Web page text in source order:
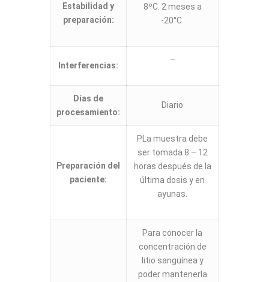
Estabilidad y
preparación:
8ºC. 2 meses a
-20°C.
Interferencias:
–
Días de
procesamiento:
Diario
Preparación del
paciente:
PLa muestra debe
ser tomada 8 – 12
horas después de la
última dosis y en
ayunas.
Para conocer la
concentración de
litio sanguínea y
poder mantenerla